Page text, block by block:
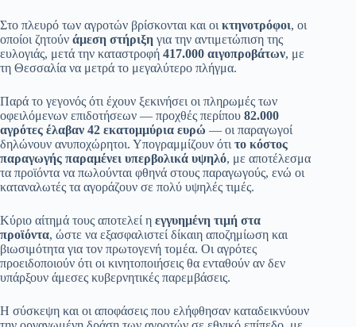
Στο πλευρό των αγροτών βρίσκονται και οι κτηνοτρόφοι, οι
οποίοι ζητούν άμεση στήριξη για την αντιμετώπιση της
ευλογιάς, μετά την καταστροφή 417.000 αιγοπροβάτων, με
τη Θεσσαλία να μετρά το μεγαλύτερο πλήγμα.
Παρά το γεγονός ότι έχουν ξεκινήσει οι πληρωμές των
οφειλόμενων επιδοτήσεων — προχθές περίπου 82.000
αγρότες έλαβαν 42 εκατομμύρια ευρώ — οι παραγωγοί
δηλώνουν ανυποχώρητοι. Υπογραμμίζουν ότι το κόστος
παραγωγής παραμένει υπερβολικά υψηλό, με αποτέλεσμα
τα προϊόντα να πωλούνται φθηνά στους παραγωγούς, ενώ οι
καταναλωτές τα αγοράζουν σε πολύ υψηλές τιμές.
Κύριο αίτημά τους αποτελεί η εγγυημένη τιμή στα
προϊόντα, ώστε να εξασφαλιστεί δίκαιη αποζημίωση και
βιωσιμότητα για τον πρωτογενή τομέα. Οι αγρότες
προειδοποιούν ότι οι κινητοποιήσεις θα ενταθούν αν δεν
υπάρξουν άμεσες κυβερνητικές παρεμβάσεις.
Η σύσκεψη και οι αποφάσεις που ελήφθησαν καταδεικνύουν